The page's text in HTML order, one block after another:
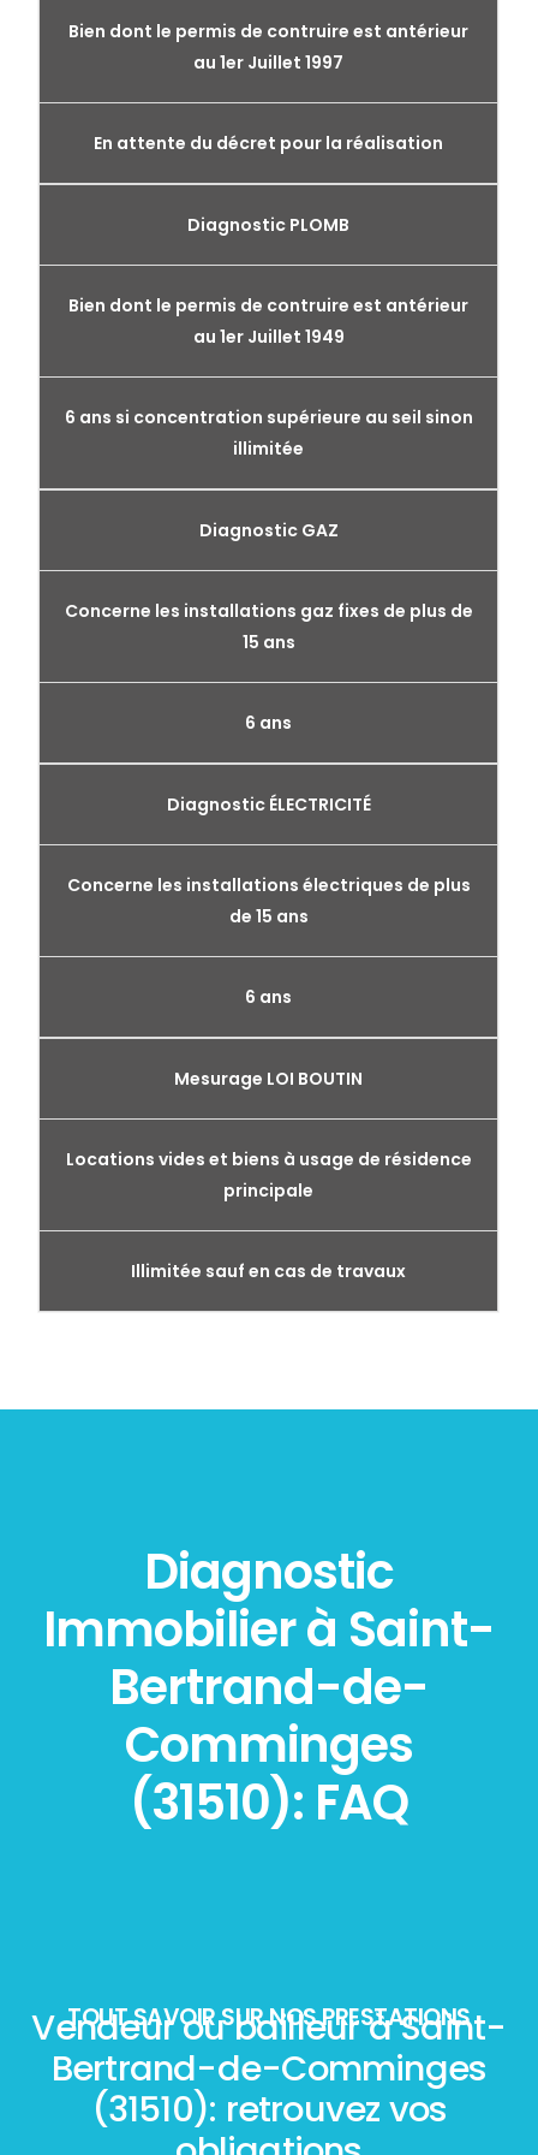
Bien dont le permis de contruire est antérieur
au 1er Juillet 1997
En attente du décret pour la réalisation
Diagnostic PLOMB
Bien dont le permis de contruire est antérieur
au 1er Juillet 1949
6 ans si concentration supérieure au seil sinon
illimitée
Diagnostic GAZ
Concerne les installations gaz fixes de plus de
15 ans
6 ans
Diagnostic ÉLECTRICITÉ
Concerne les installations électriques de plus
de 15 ans
6 ans
Mesurage LOI BOUTIN
Locations vides et biens à usage de résidence
principale
Illimitée sauf en cas de travaux
Diagnostic
Immobilier à Saint-
Bertrand-de-
Comminges
(31510): FAQ
TOUT SAVOIR SUR NOS PRESTATIONS
Vendeur ou bailleur à Saint-
Bertrand-de-Comminges
(31510): retrouvez vos